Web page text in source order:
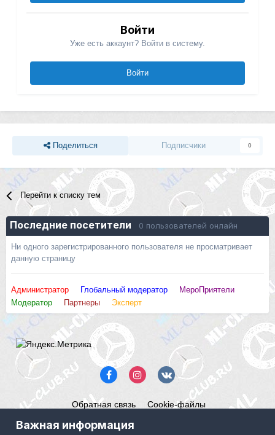
Войти
Уже есть аккаунт? Войти в систему.
Войти
Поделиться Подписчики 0
Перейти к списку тем
Последние посетители 0 пользователей онлайн
Ни одного зарегистрированного пользователя не просматривает
данную страницу
Администратор Глобальный модератор
МероПриятели
Модератор
Партнеры Эксперт
Обратная связь Cookie-файлы
Powered by Invision Community
Важная информация